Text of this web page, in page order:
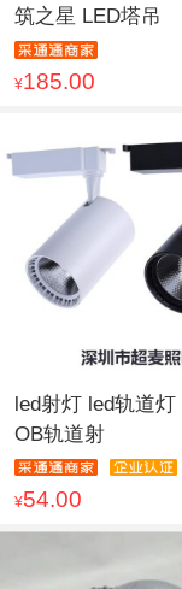
筑之星 LED塔吊
¥185.00
led射灯 led轨道灯 30W C
OB轨道射
¥54.00